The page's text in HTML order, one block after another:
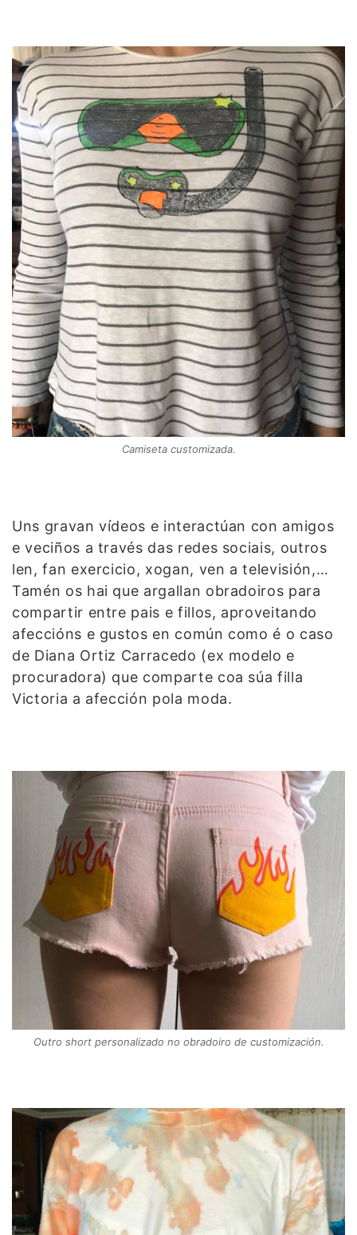
Camiseta customizada.
Uns gravan vídeos e interactúan con amigos
e veciños a través das redes sociais, outros
len, fan exercicio, xogan, ven a televisión,…
Tamén os hai que argallan obradoiros para
compartir entre pais e fillos, aproveitando
afeccións e gustos en común como é o caso
de Diana Ortiz Carracedo (ex modelo e
procuradora) que comparte coa súa filla
Victoria a afección pola moda.
Outro short personalizado no obradoiro de customización.